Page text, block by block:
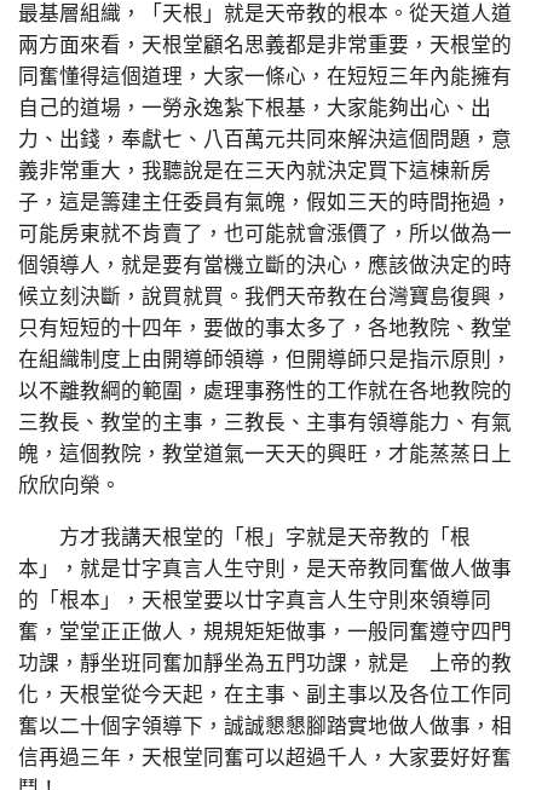
最基層組織，「天根」就是天帝教的根本。從天道人道
兩方面來看，天根堂顧名思義都是非常重要，天根堂的
同奮懂得這個道理，大家一條心，在短短三年內能擁有
自己的道場，一勞永逸紮下根基，大家能夠出心、出
力、出錢，奉獻七、八百萬元共同來解決這個問題，意
義非常重大，我聽說是在三天內就決定買下這棟新房
子，這是籌建主任委員有氣魄，假如三天的時間拖過，
可能房東就不肯賣了，也可能就會漲價了，所以做為一
個領導人，就是要有當機立斷的決心，應該做決定的時
候立刻決斷，說買就買。我們天帝教在台灣寶島復興，
只有短短的十四年，要做的事太多了，各地教院、教堂
在組織制度上由開導師領導，但開導師只是指示原則，
以不離教綱的範圍，處理事務性的工作就在各地教院的
三教長、教堂的主事，三教長、主事有領導能力、有氣
魄，這個教院，教堂道氣一天天的興旺，才能蒸蒸日上
欣欣向榮。
方才我講天根堂的「根」字就是天帝教的「根
本」，就是廿字真言人生守則，是天帝教同奮做人做事
的「根本」，天根堂要以廿字真言人生守則來領導同
奮，堂堂正正做人，規規矩矩做事，一般同奮遵守四門
功課，靜坐班同奮加靜坐為五門功課，就是 上帝的教
化，天根堂從今天起，在主事、副主事以及各位工作同
奮以二十個字領導下，誠誠懇懇腳踏實地做人做事，相
信再過三年，天根堂同奮可以超過千人，大家要好好奮